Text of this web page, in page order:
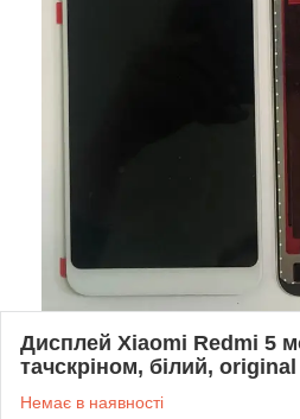
Дисплей Xiaomi Redmi 5
тачскріном, білий, original
Немає в наявності